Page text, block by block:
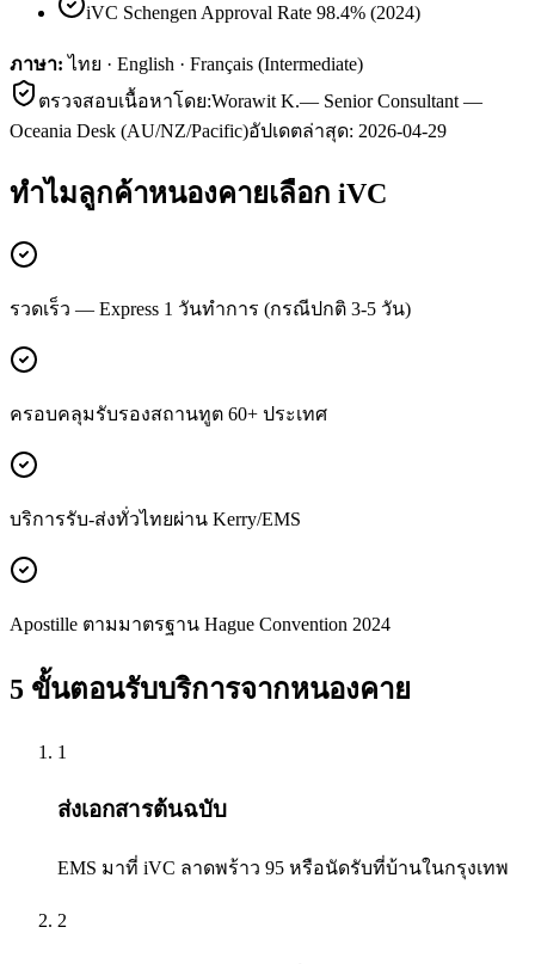
iVC Schengen Approval Rate 98.4% (2024)
ภาษา: ไทย · English · Français (Intermediate)
ตรวจสอบเนื้อหาโดย:Worawit K.— Senior Consultant —
Oceania Desk (AU/NZ/Pacific)อัปเดตล่าสุด: 2026-04-29
ทำไมลูกค้าหนองคายเลือก iVC
รวดเร็ว — Express 1 วันทำการ (กรณีปกติ 3-5 วัน)
ครอบคลุมรับรองสถานทูต 60+ ประเทศ
บริการรับ-ส่งทั่วไทยผ่าน Kerry/EMS
Apostille ตามมาตรฐาน Hague Convention 2024
5 ขั้นตอนรับบริการจากหนองคาย
1
ส่งเอกสารต้นฉบับ
EMS มาที่ iVC ลาดพร้าว 95 หรือนัดรับที่บ้านในกรุงเทพ
2